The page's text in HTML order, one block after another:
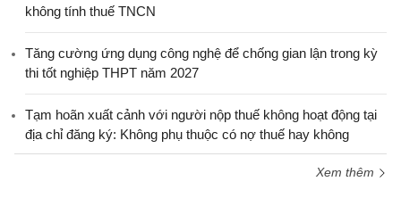
không tính thuế TNCN
Tăng cường ứng dụng công nghệ để chống gian lận trong kỳ
thi tốt nghiệp THPT năm 2027
Tạm hoãn xuất cảnh với người nộp thuế không hoạt động tại
địa chỉ đăng ký: Không phụ thuộc có nợ thuế hay không
Xem thêm